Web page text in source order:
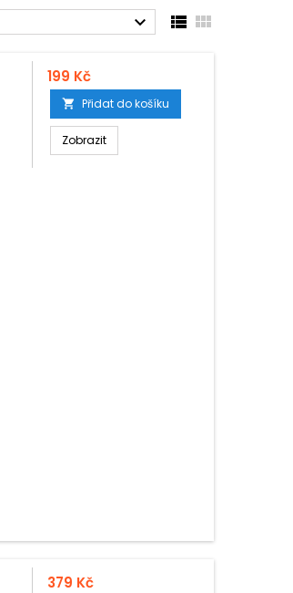
  
199 Kč
 Přidat do košíku
Zobrazit
379 Kč